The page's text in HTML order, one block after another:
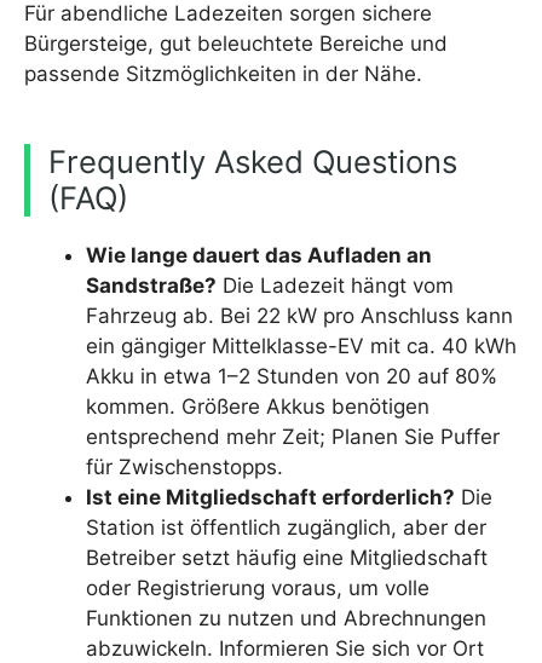
Für abendliche Ladezeiten sorgen sichere
Bürgersteige, gut beleuchtete Bereiche und
passende Sitzmöglichkeiten in der Nähe.
Frequently Asked Questions
(FAQ)
Wie lange dauert das Aufladen an
Sandstraße? Die Ladezeit hängt vom
Fahrzeug ab. Bei 22 kW pro Anschluss kann
ein gängiger Mittelklasse-EV mit ca. 40 kWh
Akku in etwa 1–2 Stunden von 20 auf 80%
kommen. Größere Akkus benötigen
entsprechend mehr Zeit; Planen Sie Puffer
für Zwischenstopps.
Ist eine Mitgliedschaft erforderlich? Die
Station ist öffentlich zugänglich, aber der
Betreiber setzt häufig eine Mitgliedschaft
oder Registrierung voraus, um volle
Funktionen zu nutzen und Abrechnungen
abzuwickeln. Informieren Sie sich vor Ort